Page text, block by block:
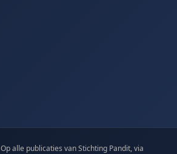
Op alle publicaties van Stichting Pandit, via